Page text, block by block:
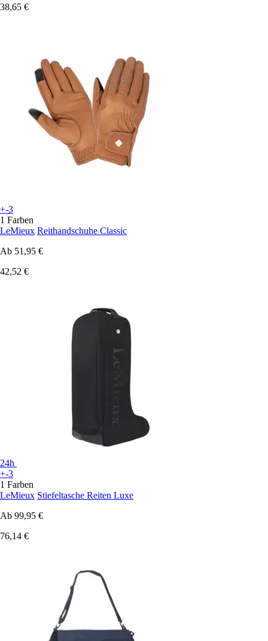
38,65 €
+-3
1 Farben
LeMieux Reithandschuhe Classic
Ab 51,95 €
42,52 €
24h
+-3
1 Farben
LeMieux Stiefeltasche Reiten Luxe
Ab 99,95 €
76,14 €